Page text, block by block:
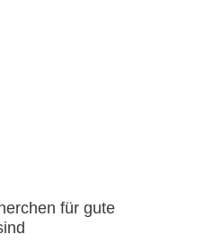
für gute